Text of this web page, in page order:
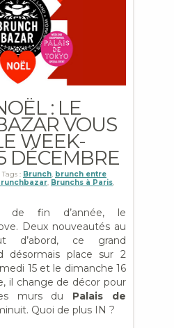
: LE
VOUS
WEEK-
DÉCEMBRE
Tags : Brunch, brunch entre
, Brunchs à Paris,
de fin d’année, le
Deux nouveautés au
d’abord, ce grand
désormais place sur 2
15 et le dimanche 16
il change de décor pour
murs du Palais de
Quoi de plus IN ?